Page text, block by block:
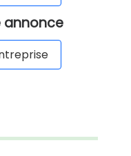
annonce